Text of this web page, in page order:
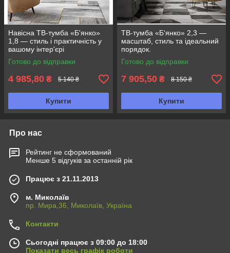
Навісна ТВ-тумба «Б'янко»
1,8 — стиль і практичність у
вашому інтер'єрі
Готово до відправки
4 985,80 ₴ 5 140 ₴
Купити
ТВ-тумба «Б'янко» 2,3 —
масштаб, стиль та ідеальний
порядок.
Готово до відправки
7 905,50 ₴ 8 150 ₴
Купити
Про нас
Рейтинг не сформований
Менше 5 відгуків за останній рік
Працює з 21.11.2013
м. Миколаїв
пр. Мира,36, Миколаїв, Україна
Контакти
Сьогодні працює з 09:00 до 18:00
Показати весь графік роботи